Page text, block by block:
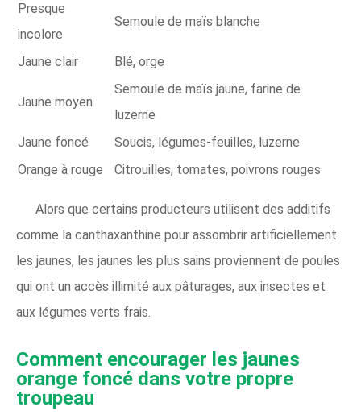
Presque
incolore
Semoule de maïs blanche
Jaune clair Blé, orge
Jaune moyen
Semoule de maïs jaune, farine de
luzerne
Jaune foncé
Soucis, légumes-feuilles, luzerne
Orange à rouge
Citrouilles, tomates, poivrons rouges
Alors que certains producteurs utilisent des additifs
comme la canthaxanthine pour assombrir artificiellement
les jaunes, les jaunes les plus sains proviennent de poules
qui ont un accès illimité aux pâturages, aux insectes et
aux légumes verts frais.
Comment encourager les jaunes
orange foncé dans votre propre
troupeau